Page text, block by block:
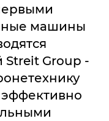
машины
Group -